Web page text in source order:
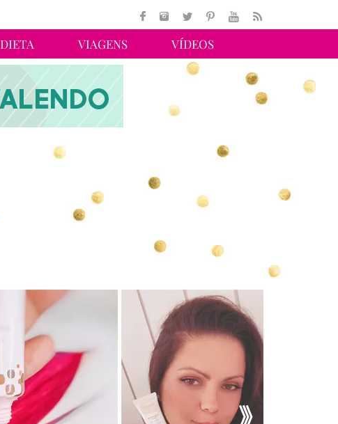
DIETA VIAGENS VÍDEOS